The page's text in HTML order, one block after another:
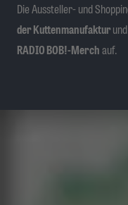
Die Aussteller- und
derKuttenmanufaktur
RADIO BOB!-Merchauf.